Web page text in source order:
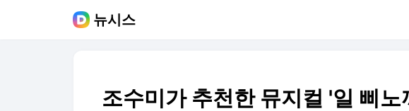
뉴시스
조수미가 추천한 뮤지컬 '일 삐노